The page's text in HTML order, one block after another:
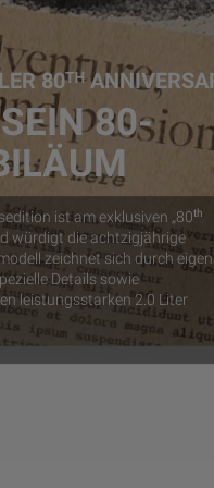
80ᵀᴴ
80-
ist am exklusiven „80th
würdigt die achtzigjährige
zeichnet sich durch
Details sowie
leistungsstarken 2.0 Liter